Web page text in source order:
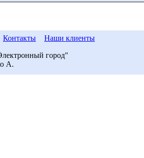
Контакты Наши клиенты
город"
А.